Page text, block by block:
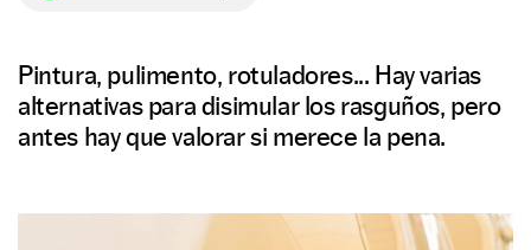
Pintura, pulimento, rotuladores... Hay varias
alternativas para disimular los rasguños, pero
antes hay que valorar si merece la pena.